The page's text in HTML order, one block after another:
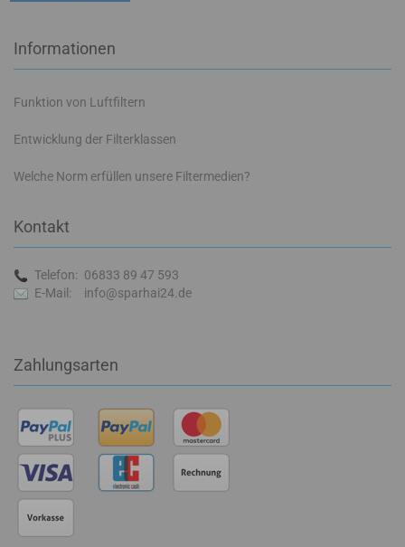
Informationen
Funktion von Luftfiltern
Entwicklung der Filterklassen
Welche Norm erfüllen unsere Filtermedien?
Kontakt
Telefon: 06833 89 47 593
E-Mail:
info@sparhai24.de
Zahlungsarten